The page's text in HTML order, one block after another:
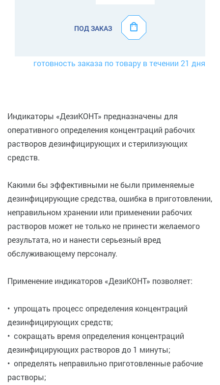
ПОД ЗАКАЗ
готовность заказа по товару в течении 21 дня
Индикаторы «ДезиКОНТ» предназначены для
оперативного определения концентраций рабочих
растворов дезинфицирующих и стерилизующих
средств.
Какими бы эффективными не были применяемые
дезинфицирующие средства, ошибка в приготовлении,
неправильном хранении или применении рабочих
растворов может не только не принести желаемого
результата, но и нанести серьезный вред
обслуживающему персоналу.
Применение индикаторов «ДезиКОНТ» позволяет:
• упрощать процесс определения концентраций
дезинфицирующих средств;
• сокращать время определения концентраций
дезинфицирующих растворов до 1 минуты;
• определять неправильно приготовленные рабочие
растворы;